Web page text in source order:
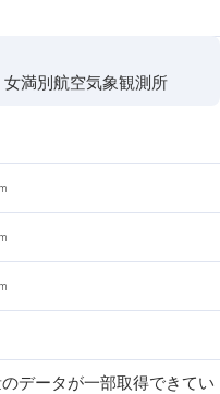
満別航空気象観測所
データが一部取得できてい